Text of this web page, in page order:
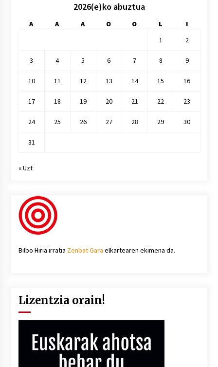
2026(e)ko abuztua
A A A O O L
I
1
2
3 4 5 6 7 8 9
10 11 12 13 14 15 16
17 18 19 20 21 22 23
24 25 26 27 28 29 30
31
« Uzt
Bilbo Hiria irratia Zenbat Gara elkartearen ekimena da.
Lizentzia orain!